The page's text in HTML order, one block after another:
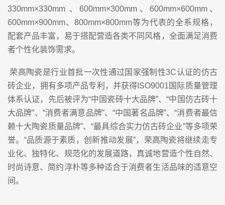
330mm×330mm 、600mm×300mm、600mm×600mm、
600mm×900mm、800mm×800mm等为代表的全系规格，
配套产品丰富，易于搭配营造各类不同风格，全面满足消费
者个性化装饰需求。
荣高陶瓷是行业首批一次性通过国家强制性3C认证的仿古
砖企业，拥有多项产品专利，并获得ISO9001国际质量管理
体系认证，先后被评为“中国瓷砖十大品牌”、“中国仿古砖十
大品牌”、“消费者满意品牌”、“中国著名品牌”、“消费者最信
赖十大陶瓷质量品牌”、“最具综合实力仿古砖企业”等多项荣
誉。“品质源于素质，创新推动发展”，荣高陶瓷将继续走专
业化、独特化、规范化的发展道路，真诚地营造个性自然、
时尚诗意、简约淳朴等多种适合于消费者生活品味的适意空
间。